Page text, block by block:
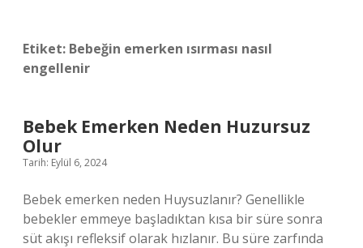
Etiket: Bebeğin emerken ısırması nasıl
engellenir
Bebek Emerken Neden Huzursuz
Olur
Tarih: Eylül 6, 2024
Bebek emerken neden Huysuzlanır? Genellikle
bebekler emmeye başladıktan kısa bir süre sonra
süt akışı refleksif olarak hızlanır. Bu süre zarfında